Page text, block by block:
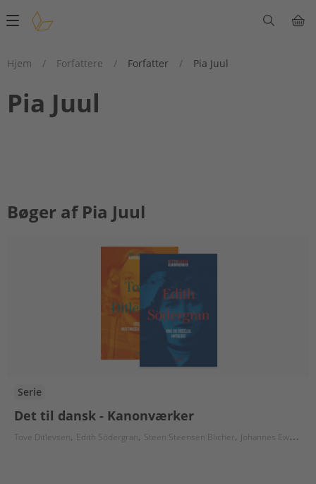
Main
Hjem
/ Forfattere / Forfatter / Pia Juul
Pia Juul
Bøger af Pia Juul
Serie
Det til dansk - Kanonværker
Tove Ditlevsen Edith Södergran Steen Steensen Blicher Johannes Ewald